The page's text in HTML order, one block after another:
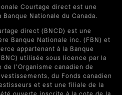
Courtage direct est une
Banque Nationale du Canada.
direct (BNCD) est une
Banque Nationale inc. (FBN) et
appartenant à la Banque
utilisée sous licence par la
de l'Organisme canadien de
du Fonds canadien
et est une filiale de la